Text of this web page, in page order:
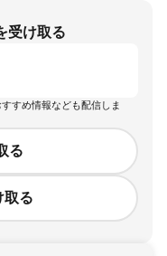
受け取る
すめ情報なども配信しま
る
取る